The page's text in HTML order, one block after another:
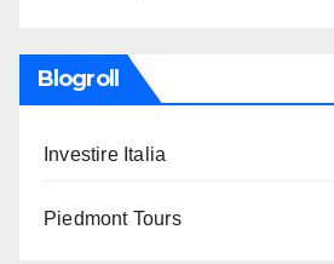
Blogroll
Investire Italia
Piedmont Tours